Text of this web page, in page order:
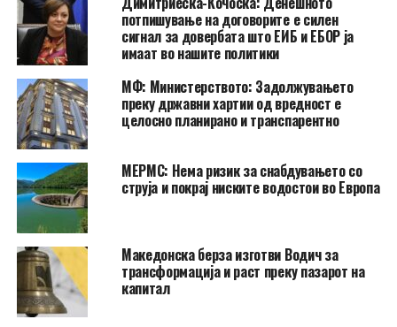
потпишување на договорите е силен
сигнал за довербата што ЕИБ и ЕБОР ја
имаат во нашите политики
МФ: Министерството: Задолжувањето
преку државни хартии од вредност е
целосно планирано и транспарентно
МЕРМС: Нема ризик за снабдувањето со
струја и покрај ниските водостои во Европа
Македонска берза изготви Водич за
трансформација и раст преку пазарот на
капитал